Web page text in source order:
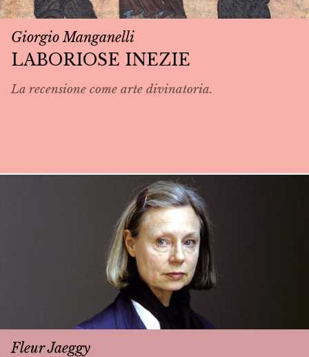
Giorgio Manganelli
LABORIOSE INEZIE
La recensione come arte divinatoria.
Fleur Jaeggy